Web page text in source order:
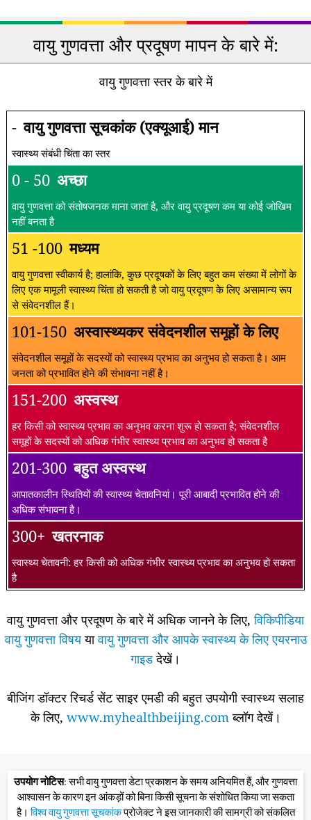
वायु गुणवत्ता और प्रदूषण मापन के बारे में:
वायु गुणवत्ता स्तर के बारे में
- वायु गुणवत्ता सूचकांक (एक्यूआई) मान
स्वास्थ्य संबंधी चिंता का स्तर
0 - 50 अच्छा
वायु गुणवत्ता को संतोषजनक माना जाता है, और वायु प्रदूषण कम या कोई जोखिम
नहीं बनता है
51 -100 मध्यम
वायु गुणवत्ता स्वीकार्य है; हालांकि, कुछ प्रदूषकों के लिए बहुत कम संख्या में लोगों के
लिए एक मामूली स्वास्थ्य चिंता हो सकती है जो वायु प्रदूषण के लिए असामान्य रूप
से संवेदनशील हैं।
101-150 अस्वास्थ्यकर संवेदनशील समूहों के लिए
संवेदनशील समूहों के सदस्यों को स्वास्थ्य प्रभाव का अनुभव हो सकता है। आम
जनता को प्रभावित होने की संभावना नहीं है।
151-200 अस्वस्थ
हर किसी को स्वास्थ्य प्रभाव का अनुभव करना शुरू हो सकता है; संवेदनशील
समूहों के सदस्यों को अधिक गंभीर स्वास्थ्य प्रभाव का अनुभव हो सकता है
201-300 बहुत अस्वस्थ
आपातकालीन स्थितियों की स्वास्थ्य चेतावनियां। पूरी आबादी प्रभावित होने की
अधिक संभावना है।
300+ खतरनाक
स्वास्थ्य चेतावनी: हर किसी को अधिक गंभीर स्वास्थ्य प्रभाव का अनुभव हो सकता
है
वायु गुणवत्ता और प्रदूषण के बारे में अधिक जानने के लिए,विकिपीडिया
वायु गुणवत्ता विषययावायु गुणवत्ता और आपके स्वास्थ्य के लिए एयरनाउ
गाइडदेखें।
बीजिंग डॉक्टर रिचर्ड सेंट साइर एमडी की बहुत उपयोगी स्वास्थ्य सलाह
के लिए, www.myhealthbeijing.comब्लॉग देखें।
उपयोग नोटिस: सभी वायु गुणवत्ता डेटा प्रकाशन के समय अनियमित हैं, और गुणवत्ता
आश्वासन के कारण इन आंकड़ों को बिना किसी सूचना के संशोधित किया जा सकता
है।विश्व वायु गुणवत्ता सूचकांकप्रोजेक्ट ने इस जानकारी की सामग्री को संकलित